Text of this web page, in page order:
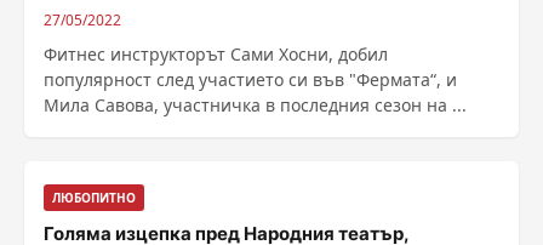
27/05/2022
Фитнес инструкторът Сами Хосни, добил
популярност след участието си във "Фермата“, и
Мила Савова, участничка в последния сезон на ...
ЛЮБОПИТНО
Голяма изцепка пред Народния театър,